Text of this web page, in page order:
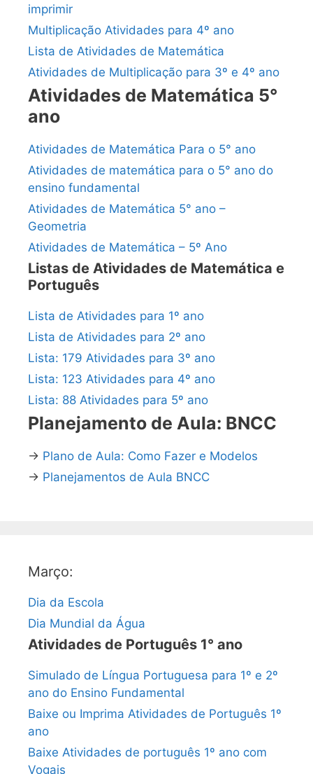
imprimir
Multiplicação Atividades para 4º ano
Lista de Atividades de Matemática
Atividades de Multiplicação para 3º e 4º ano
Atividades de Matemática 5°
ano
Atividades de Matemática Para o 5° ano
Atividades de matemática para o 5° ano do
ensino fundamental
Atividades de Matemática 5° ano –
Geometria
Atividades de Matemática – 5º Ano
Listas de Atividades de Matemática e
Português
Lista de Atividades para 1º ano
Lista de Atividades para 2º ano
Lista: 179 Atividades para 3º ano
Lista: 123 Atividades para 4º ano
Lista: 88 Atividades para 5º ano
Planejamento de Aula: BNCC
→ Plano de Aula: Como Fazer e Modelos
→ Planejamentos de Aula BNCC
Março:
Dia da Escola
Dia Mundial da Água
Atividades de Português 1° ano
Simulado de Língua Portuguesa para 1º e 2º
ano do Ensino Fundamental
Baixe ou Imprima Atividades de Português 1º
ano
Baixe Atividades de português 1º ano com
Vogais